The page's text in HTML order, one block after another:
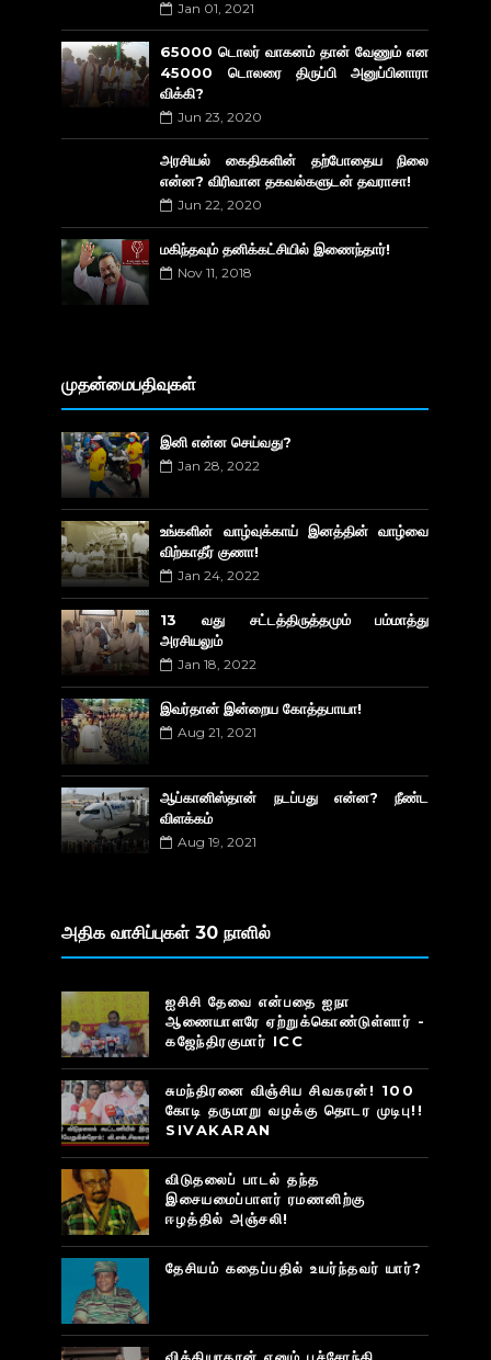
Jan 01, 2021
65000 டொலர் வாகனம் தான் வேணும் என
45000 டொலரை திருப்பி அனுப்பினாரா
விக்கி?
Jun 23, 2020
அரசியல் கைதிகளின் தற்போதைய நிலை
என்ன? விரிவான தகவல்களுடன் தவராசா!
Jun 22, 2020
மகிந்தவும் தனிக்கட்சியில் இணைந்தார்!
Nov 11, 2018
முதன்மைபதிவுகள்
இனி என்ன செய்வது?
Jan 28, 2022
உங்களின் வாழ்வுக்காய் இனத்தின் வாழ்வை
விற்காதீர் குணா!
Jan 24, 2022
13 வது சட்டத்திருத்தமும் பம்மாத்து
அரசியலும்
Jan 18, 2022
இவர்தான் இன்றைய கோத்தபாயா!
Aug 21, 2021
ஆப்கானிஸ்தான் நடப்பது என்ன? நீண்ட
விளக்கம்
Aug 19, 2021
அதிக வாசிப்புகள் 30 நாளில்
ஐசிசி தேவை என்பதை ஐநா
ஆணையாளரே ஏற்றுக்கொண்டுள்ளார் -
கஜேந்திரகுமார் ICC
சுமந்திரனை விஞ்சிய சிவகரன்! 100
கோடி தருமாறு வழக்கு தொடர முடிபு!!
SIVAKARAN
விடுதலைப் பாடல் தந்த
இசையமைப்பாளர் ரமணனிற்கு
ஈழத்தில் அஞ்சலி!
தேசியம் கதைப்பதில் உயர்ந்தவர் யார்?